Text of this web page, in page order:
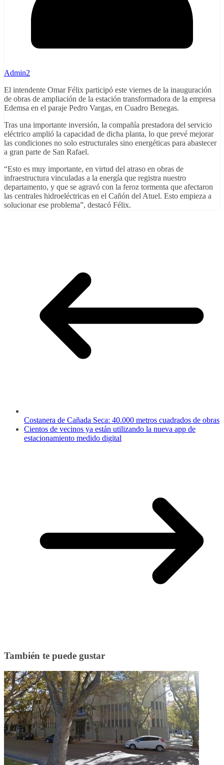
Admin2
El intendente Omar Félix participó este viernes de la inauguración
de obras de ampliación de la estación transformadora de la empresa
Edemsa en el paraje Pedro Vargas, en Cuadro Benegas.
Tras una importante inversión, la compañía prestadora del servicio
eléctrico amplió la capacidad de dicha planta, lo que prevé mejorar
las condiciones no solo estructurales sino energéticas para abastecer
a gran parte de San Rafael.
“Esto es muy importante, en virtud del atraso en obras de
infraestructura vinculadas a la energía que registra nuestro
departamento, y que se agravó con la feroz tormenta que afectaron
las centrales hidroeléctricas en el Cañón del Atuel. Esto empieza a
solucionar ese problema”, destacó Félix.
Costanera de Cañada Seca: 40.000 metros cuadrados de obras
Cientos de vecinos ya están utilizando la nueva app de
estacionamiento medido digital
También te puede gustar